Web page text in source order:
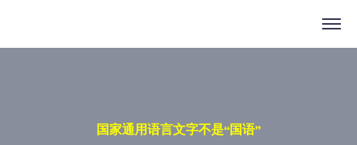
国家通用语言文字不是“国语”